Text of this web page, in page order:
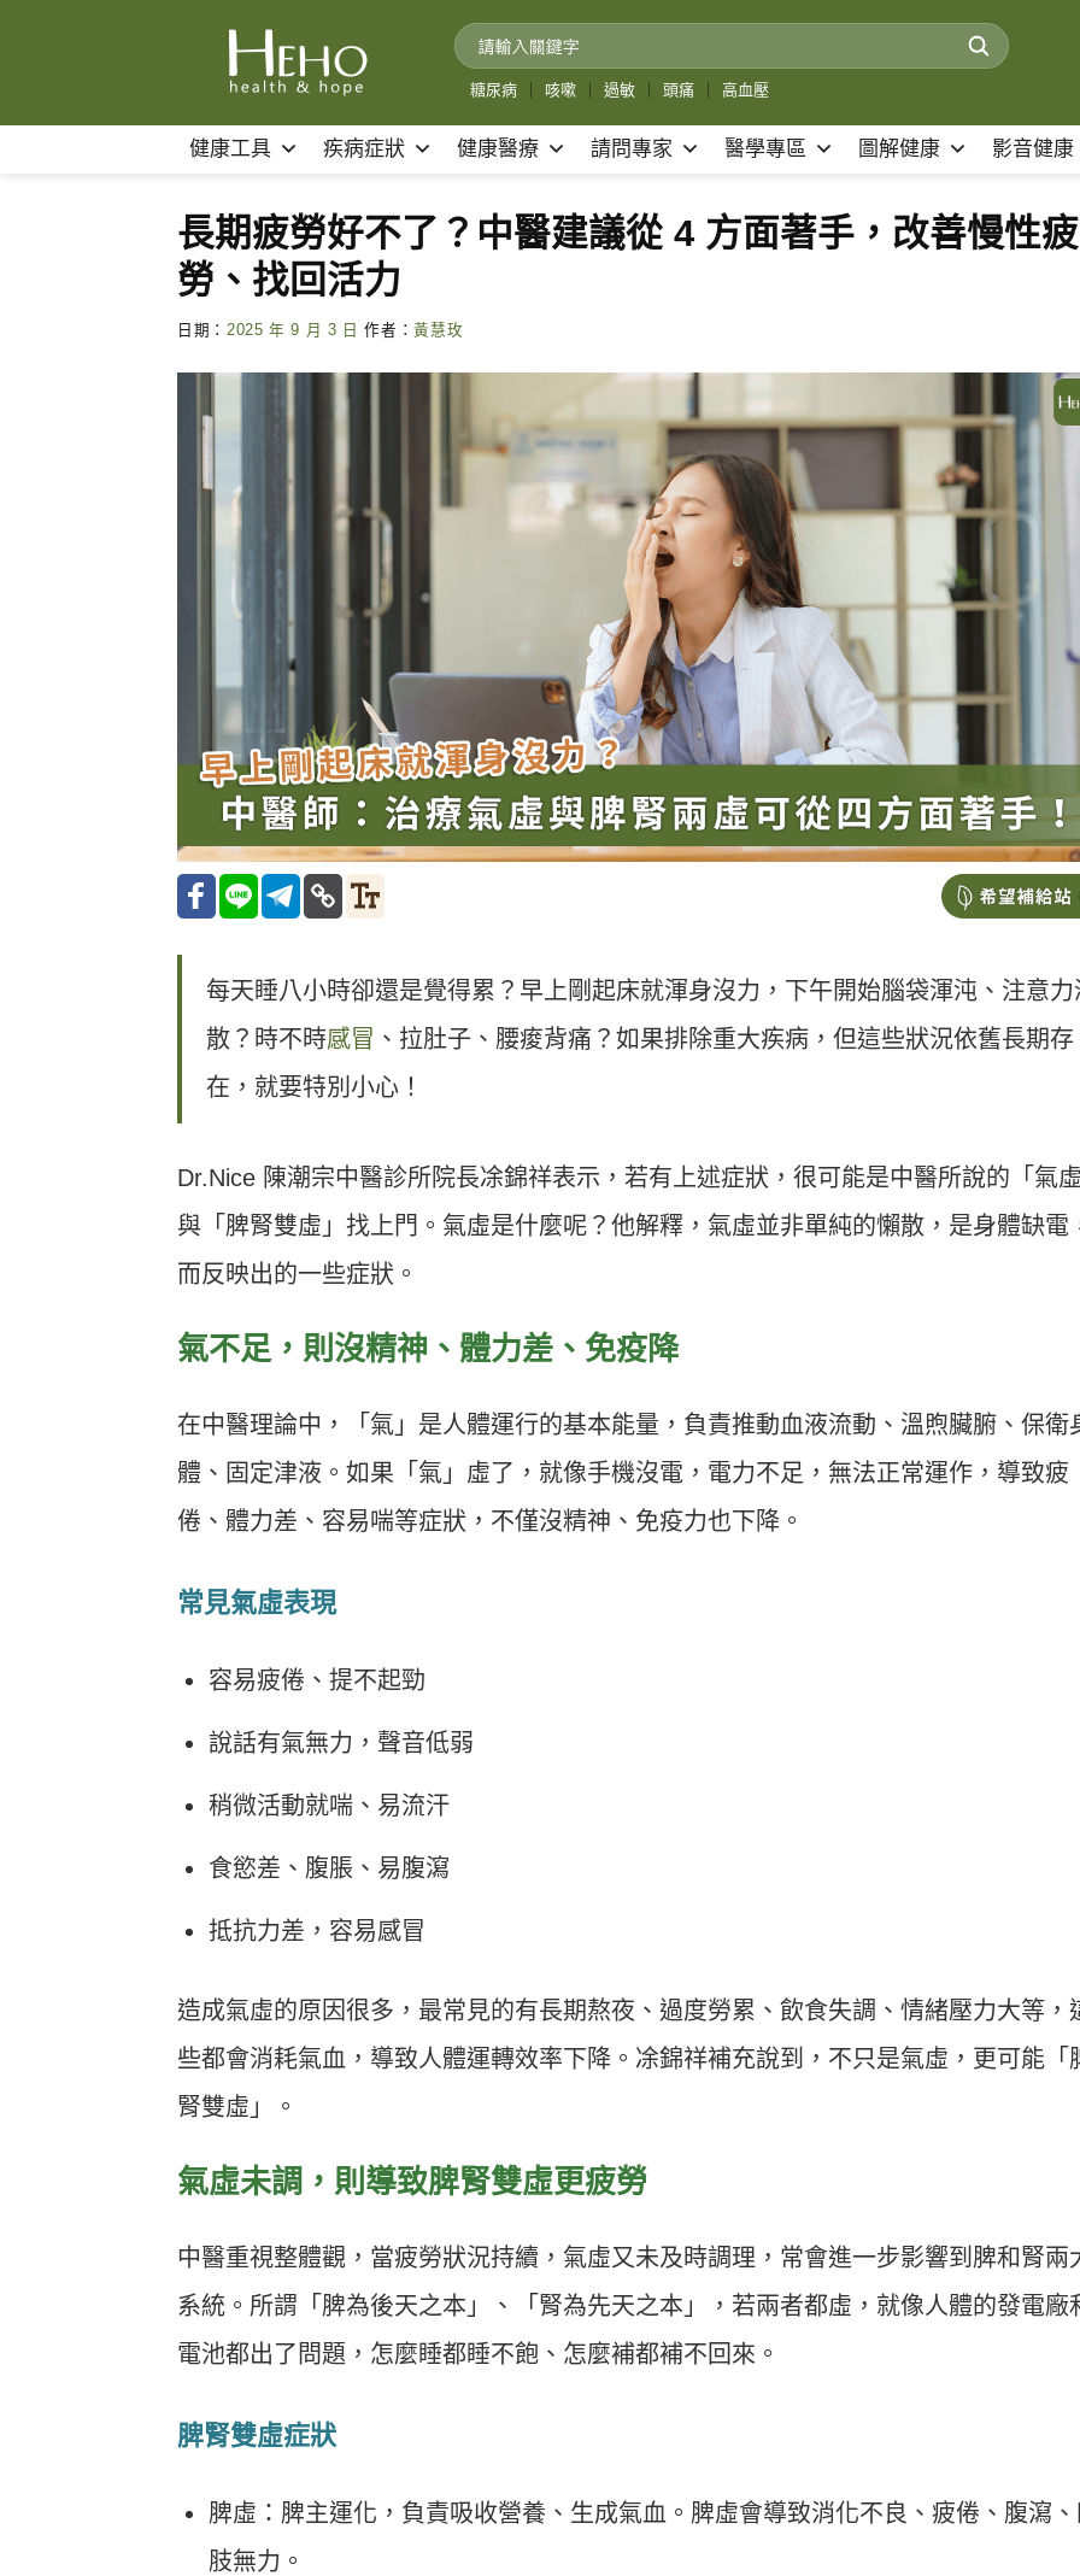
糖尿病 咳嗽 過敏 頭痛 高血壓
健康工具 疾病症狀 健康醫療 請問專家 醫學專區 圖解健康 影音健康
長期疲勞好不了？中醫建議從 4 方面著手，改善慢性疲
勞、找回活力
日期： 2025 年 9 月 3 日 作者：黃慧玫
每天睡八小時卻還是覺得累？早上剛起床就渾身沒力，下午開始腦袋渾沌、注意力
散？時不時感冒 、拉肚子、腰痠背痛？如果排除重大疾病，但這些狀況依舊長期存
在，就要特別小心！
Dr.Nice 陳潮宗中醫診所院長凃錦祥表示，若有上述症狀，很可能是中醫所說的「氣
與「脾腎雙虛」找上門。氣虛是什麼呢？他解釋，氣虛並非單純的懶散，是身體缺電
而反映出的一些症狀。
氣不足，則沒精神、體力差、免疫降
在中醫理論中，「氣」是人體運行的基本能量，負責推動血液流動、溫煦臟腑、保衛
體、固定津液。如果「氣」虛了，就像手機沒電，電力不足，無法正常運作，導致疲
倦、體力差、容易喘等症狀，不僅沒精神、免疫力也下降。
常見氣虛表現
容易疲倦、提不起勁
說話有氣無力，聲音低弱
稍微活動就喘、易流汗
食慾差、腹脹、易腹瀉
抵抗力差，容易感冒
造成氣虛的原因很多，最常見的有長期熬夜、過度勞累、飲食失調、情緒壓力大等，
些都會消耗氣血，導致人體運轉效率下降。凃錦祥補充說到，不只是氣虛，更可能「
腎雙虛」。
氣虛未調，則導致脾腎雙虛更疲勞
中醫重視整體觀，當疲勞狀況持續，氣虛又未及時調理，常會進一步影響到脾和腎兩
系統。所謂「脾為後天之本」、「腎為先天之本」，若兩者都虛，就像人體的發電廠
電池都出了問題，怎麼睡都睡不飽、怎麼補都補不回來。
脾腎雙虛症狀
脾虛：脾主運化，負責吸收營養、生成氣血。脾虛會導致消化不良、疲倦、腹瀉
肢無力。